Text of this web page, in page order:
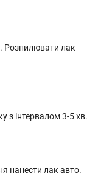
Розпилювати лак
з інтервалом 3-5 хв.
нанести лак авто.